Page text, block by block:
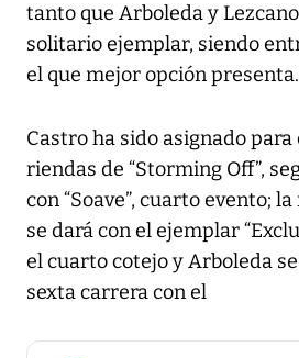
tanto que Arboleda y
solitario ejemplar, siendo
el que mejor opción presenta.
Castro ha sido asignado
riendas de “Storming Off”,
con “Soave”, cuarto evento;
se dará con el ejemplar
el cuarto cotejo y Arboleda
sexta carrera con el